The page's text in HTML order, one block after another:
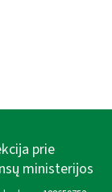
prie
ministerijos